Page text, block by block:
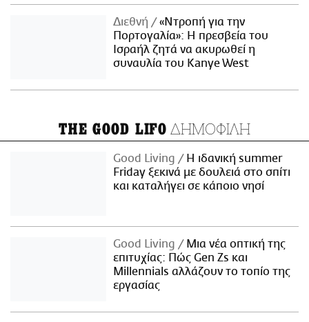
Διεθνή
«Ντροπή για την
Πορτογαλία»: Η πρεσβεία του
Ισραήλ ζητά να ακυρωθεί η
συναυλία του Kanye West
THE GOOD LIFO ΔΗΜΟΦΙΛΗ
Good Living
Η ιδανική summer
Friday ξεκινά με δουλειά στο σπίτι
και καταλήγει σε κάποιο νησί
Good Living
Μια νέα οπτική της
επιτυχίας: Πώς Gen Zs και
Millennials αλλάζουν το τοπίο της
εργασίας